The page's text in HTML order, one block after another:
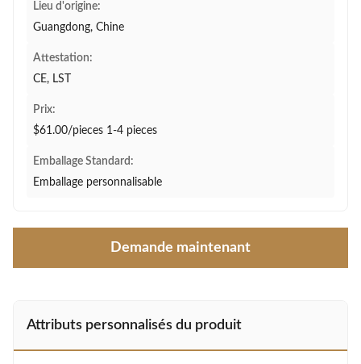
Lieu d'origine:
Guangdong, Chine
Attestation:
CE, LST
Prix:
$61.00/pieces 1-4 pieces
Emballage Standard:
Emballage personnalisable
Demande maintenant
Attributs personnalisés du produit